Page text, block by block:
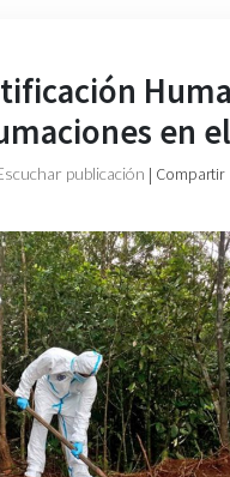
en
publicación | Compartir